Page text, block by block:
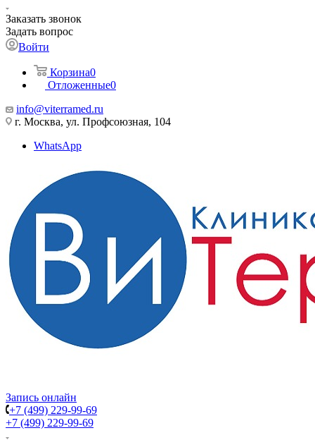
Заказать звонок
Задать вопрос
Войти
Корзина0
Отложенные0
info@viterramed.ru
г. Москва, ул. Профсоюзная, 104
WhatsApp
Запись онлайн
+7 (499) 229-99-69
+7 (499) 229-99-69